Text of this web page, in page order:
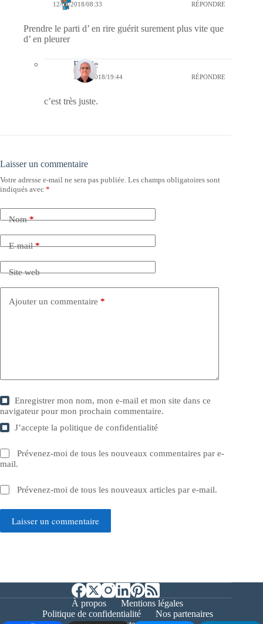
12/04/2018/08:33 RÉPONDRE
Prendre le parti d’ en rire guérit surement plus vite que
d’ en pleurer
Bernie
12/04/2018/19:44 RÉPONDRE
c’est très juste.
Laisser un commentaire
Votre adresse e-mail ne sera pas publiée. Les champs obligatoires sont
indiqués avec *
Nom*
E-mail*
Site web
Ajouter un commentaire *
Enregistrer mon nom, mon e-mail et mon site dans ce
navigateur pour mon prochain commentaire.
J’accepte lapolitique de confidentialité
Prévenez-moi de tous les nouveaux commentaires par e-
mail.
Prévenez-moi de tous les nouveaux articles par e-mail.
Laisser un commentaire
À propos
Mentions légales
Politique de confidentialité
Nos partenaires